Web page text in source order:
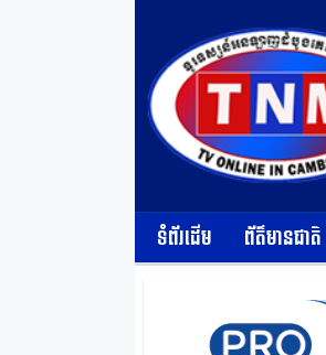
ទំព័រដើម ព័ត៌មានជាតិ